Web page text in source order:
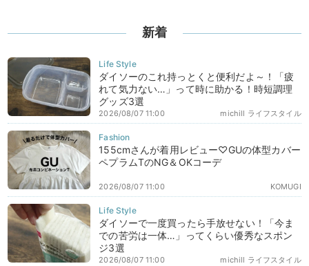
新着
ダイソーのこれ持っとくと便利だよ～！「疲
れて気力ない…」って時に助かる！時短調理
グッズ3選
michill ライフスタイル
2026/08/07 11:00
155cmさんが着用レビュー♡GUの体型カバー
ペプラムTのNG＆OKコーデ
KOMUGI
2026/08/07 11:00
ダイソーで一度買ったら手放せない！「今ま
での苦労は一体…」ってくらい優秀なスポン
ジ3選
michill ライフスタイル
2026/08/07 11:00